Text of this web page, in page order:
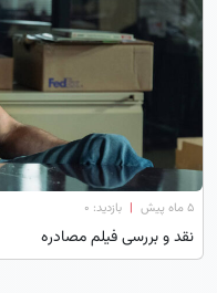
۵ ماه پیش | بازدید: 0
نقد و بررسی فیلم مصادره